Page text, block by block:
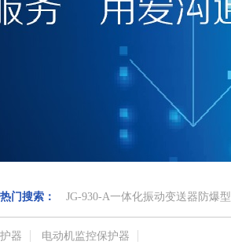
热门搜索： JG-930-A一体化振动变送器防爆型
护器 电动机监控保护器